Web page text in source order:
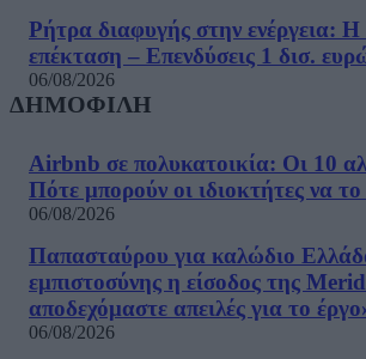
Ρήτρα διαφυγής στην ενέργεια:
επέκταση – Επενδύσεις 1 δισ.
06/08/2026
ΔΗΜΟΦΙΛΗ
Airbnb σε πολυκατοικία: Οι 10
Πότε μπορούν οι ιδιοκτήτες να
06/08/2026
Παπασταύρου για καλώδιο
εμπιστοσύνης η είσοδος της
αποδεχόμαστε απειλές για το
06/08/2026